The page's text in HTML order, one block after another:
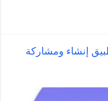
إنشاء ومشاركة